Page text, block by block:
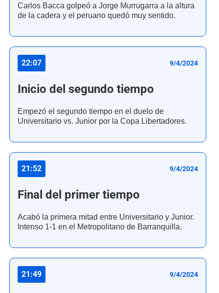
Carlos Bacca golpeó a Jorge Murrugarra a la altura
de la cadera y el peruano quedó muy sentido.
22:07 9/4/2024
Inicio del segundo tiempo
Empezó el segundo tiempo en el duelo de
Universitario vs. Junior por la Copa Libertadores.
21:52 9/4/2024
Final del primer tiempo
Acabó la primera mitad entre Universitario y Junior.
Intenso 1-1 en el Metropolitano de Barranquilla.
21:49 9/4/2024